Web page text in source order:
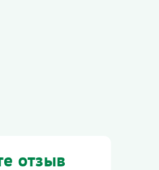
отзыв